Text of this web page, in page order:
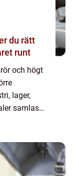
du rätt
runt
och högt
lager,
samlas